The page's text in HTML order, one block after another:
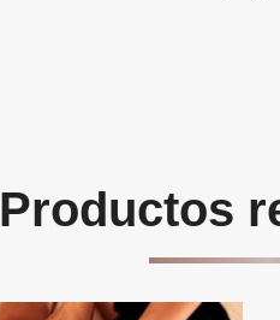
Productos